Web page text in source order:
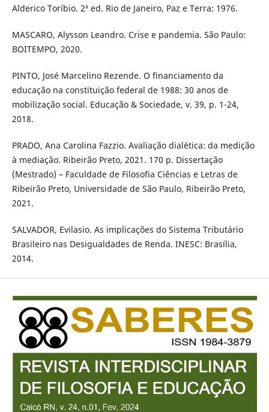
Alderico Toríbio. 2ª ed. Rio de Janeiro, Paz e Terra: 1976.
MASCARO, Alysson Leandro. Crise e pandemia. São Paulo:
BOITEMPO, 2020.
PINTO, José Marcelino Rezende. O financiamento da
educação na constituição federal de 1988: 30 anos de
mobilização social. Educação & Sociedade, v. 39, p. 1-24,
2018.
PRADO, Ana Carolina Fazzio. Avaliação dialética: da medição
à mediação. Ribeirão Preto, 2021. 170 p. Dissertação
(Mestrado) – Faculdade de Filosofia Ciências e Letras de
Ribeirão Preto, Universidade de São Paulo, Ribeirão Preto,
2021.
SALVADOR, Evilasio. As implicações do Sistema Tributário
Brasileiro nas Desigualdades de Renda. INESC: Brasília,
2014.